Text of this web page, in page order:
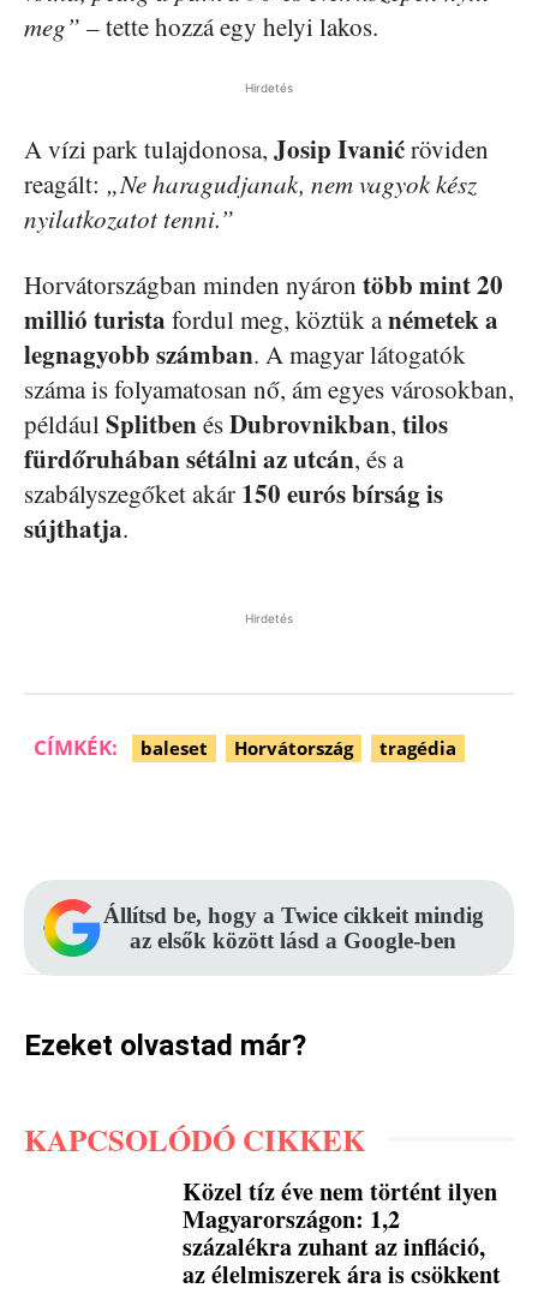
meg” – tette hozzá egy helyi lakos.
Hirdetés
A vízi park tulajdonosa, Josip Ivanićröviden
reagált: „Ne haragudjanak, nem vagyok kész
nyilatkozatot tenni.”
Horvátországban minden nyáron több mint 20
millió turista fordul meg, köztük anémetek a
legnagyobb számban. A magyar látogatók
száma is folyamatosan nő, ám egyes városokban,
példáulSplitbenésDubrovnikban, tilos
fürdőruhában sétálni az utcán, és a
szabályszegőket akár 150 eurós bírság is
sújthatja.
Hirdetés
CÍMKÉK: baleset Horvátország tragédia
Állítsd be, hogy a Twice cikkeit mindig
az elsők között lásd a Google-ben
Ezeket olvastad már?
KAPCSOLÓDÓ CIKKEK
Közel tíz éve nem történt ilyen
Magyarországon: 1,2
százalékra zuhant az infláció,
az élelmiszerek ára is csökkent